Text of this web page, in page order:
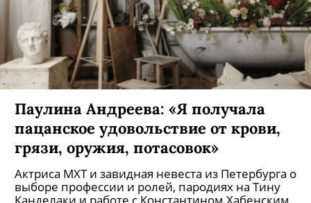
Паулина Андреева: «Я получала
пацанское удовольствие от крови,
грязи, оружия, потасовок»
Актриса МХТ и завидная невеста из Петербурга о
выборе профессии и ролей, пародиях на Тину